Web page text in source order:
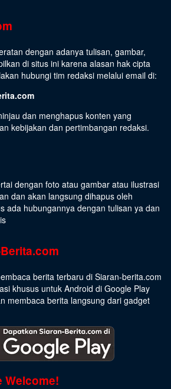
dengan adanya tulisan, gambar,
di situs ini karena alasan hak cipta
hubungi tim redaksi melalui email di:
dan menghapus konten yang
kebijakan dan pertimbangan redaksi.
dengan foto atau gambar atau ilustrasi
dan akan langsung dihapus oleh
ada hubungannya dengan tulisan ya dan
berita terbaru di Siaran-berita.com
khusus untuk Android di Google Play
membaca berita langsung dari gadget
Welcome!